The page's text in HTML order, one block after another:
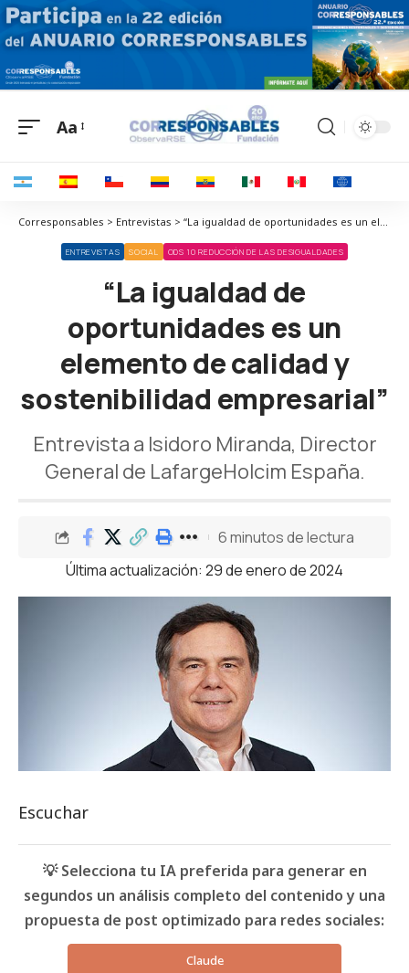
Aa
Corresponsables > Entrevistas > “La igualdad de oportunidades es un elemento de calidad y sostenibilidad empresarial”
ENTREVISTAS SOCIAL ODS 10 REDUCCIÓN DE LAS DESIGUALDADES
“La igualdad de
oportunidades es un
elemento de calidad y
sostenibilidad empresarial”
Entrevista a Isidoro Miranda, Director
General de LafargeHolcim España.
Última actualización: 29 de enero de 2024
6 minutos de lectura
Escuchar
💡 Selecciona tu IA preferida para generar en
segundos un análisis completo del contenido y una
propuesta de post optimizado para redes sociales:
Claude